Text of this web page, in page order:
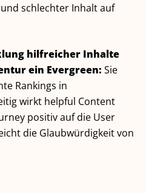
schlechter Inhalt auf
hilfreicher Inhalte
ein Evergreen: Sie
Rankings in
wirkt helpful Content
positiv auf die User
die Glaubwürdigkeit von